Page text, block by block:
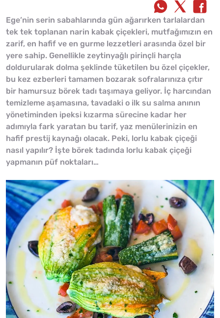
Ege’nin serin sabahlarında gün ağarırken tarlalardan
tek tek toplanan narin kabak çiçekleri, mutfağımızın en
zarif, en hafif ve en gurme lezzetleri arasında özel bir
yere sahip. Genellikle zeytinyağlı pirinçli harçla
doldurularak dolma şeklinde tüketilen bu özel çiçekler,
bu kez ezberleri tamamen bozarak sofralarınıza çıtır
bir hamursuz börek tadı taşımaya geliyor. İç harcından
temizleme aşamasına, tavadaki o ilk su salma anının
yönetiminden ipeksi kızarma sürecine kadar her
adımıyla fark yaratan bu tarif, yaz menülerinizin en
hafif prestij kaynağı olacak. Peki, lorlu kabak çiçeği
nasıl yapılır? İşte börek tadında lorlu kabak çiçeği
yapmanın püf noktaları…